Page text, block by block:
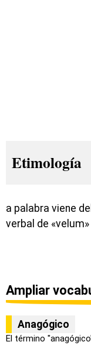
Etimología
a palabra viene
verbal de
Ampliar
Anagógico
El término